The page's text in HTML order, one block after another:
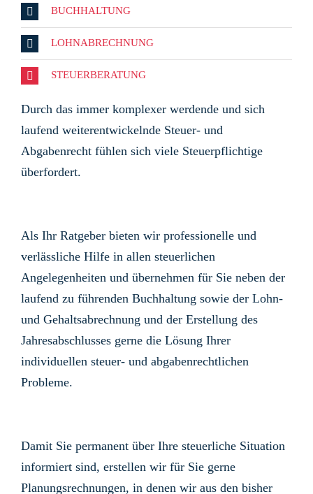
BUCHHALTUNG
LOHNABRECHNUNG
STEUERBERATUNG
Durch das immer komplexer werdende und sich
laufend weiterentwickelnde Steuer- und
Abgabenrecht fühlen sich viele Steuerpflichtige
überfordert.
Als Ihr Ratgeber bieten wir professionelle und
verlässliche Hilfe in allen steuerlichen
Angelegenheiten und übernehmen für Sie neben der
laufend zu führenden Buchhaltung sowie der Lohn-
und Gehaltsabrechnung und der Erstellung des
Jahresabschlusses gerne die Lösung Ihrer
individuellen steuer- und abgabenrechtlichen
Probleme.
Damit Sie permanent über Ihre steuerliche Situation
informiert sind, erstellen wir für Sie gerne
Planungsrechnungen, in denen wir aus den bisher